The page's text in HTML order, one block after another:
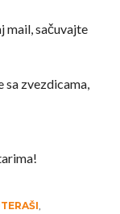
mail, sačuvajte
zvezdicama,